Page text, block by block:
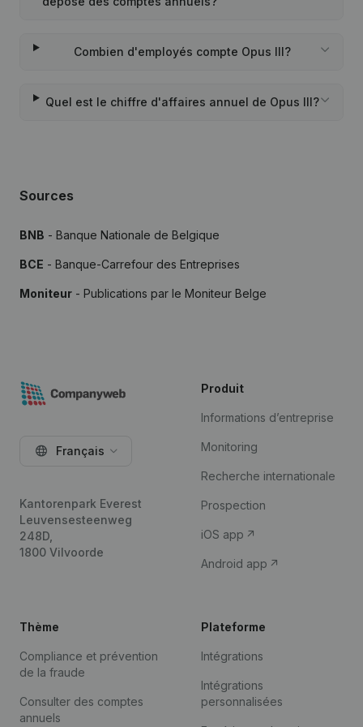
Combien d'employés compte Opus III?
Quel est le chiffre d'affaires annuel de Opus III?
Sources
BNB - Banque Nationale de Belgique
BCE - Banque-Carrefour des Entreprises
Moniteur - Publications par le Moniteur Belge
Français
Kantorenpark Everest
Leuvensesteenweg
248D,
1800 Vilvoorde
Produit
Informations d’entreprise
Monitoring
Recherche internationale
Prospection
iOS app
Android app
Thème
Compliance et prévention
de la fraude
Consulter des comptes
annuels
Plateforme
Intégrations
Intégrations
personnalisées